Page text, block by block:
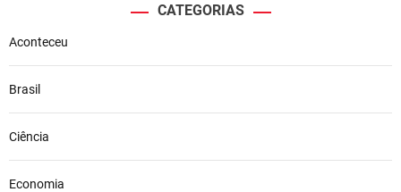
CATEGORIAS
Aconteceu
Brasil
Ciência
Economia